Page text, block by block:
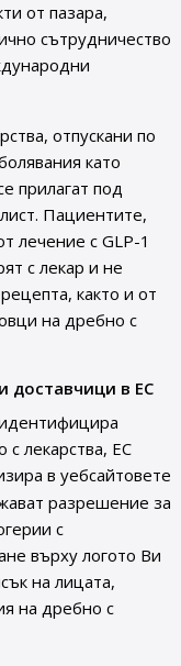
от пазара,
сътрудничество
отпускани по
като
прилагат под
Пациентите,
лечение с GLP-1
с лекар и не
както и от
на дребно с
доставчици в ЕС
лекарства, ЕС
в уебсайтовете
разрешение за
с
върху логото Ви
на лицата,
на дребно с